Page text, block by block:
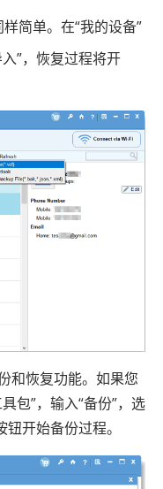
简单。在“我的设备”
”，恢复过程将开
和恢复功能。如果您
包”，输入“备份”，选
开始备份过程。